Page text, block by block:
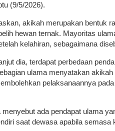
(9/5/2026).
akikah merupakan bentuk
hewan ternak. Mayoritas
kelahiran, sebagaimana
dia, terdapat perbedaan
ulama menyatakan
pelaksanaannya
menyebut ada pendapat ulama
saat dewasa apabila semasa